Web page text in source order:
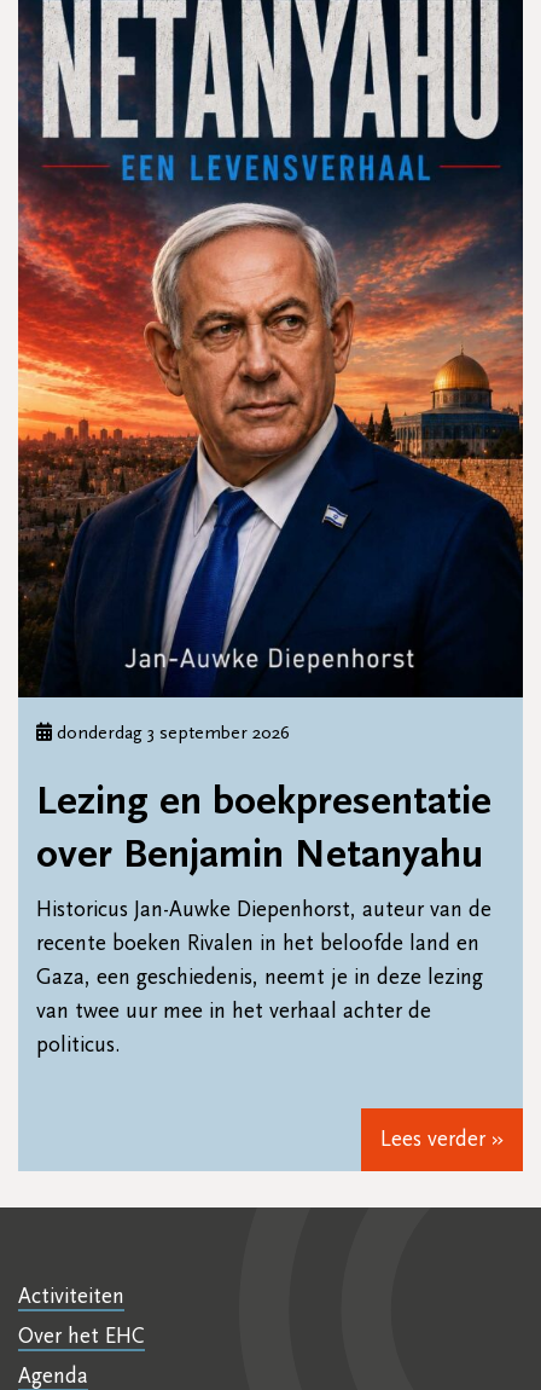
Lees verder »
donderdag 3 september 2026
Lezing en boekpresentatie
over Benjamin Netanyahu
Historicus Jan-Auwke Diepenhorst, auteur van de
recente boeken Rivalen in het beloofde land en
Gaza, een geschiedenis, neemt je in deze lezing
van twee uur mee in het verhaal achter de
politicus.
Activiteiten
Over het EHC
Agenda